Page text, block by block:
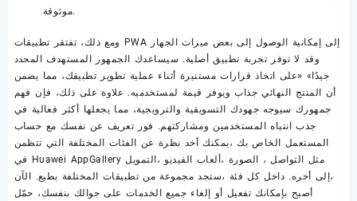
موثوقة.
ومع ذلك، تفتقر تطبيقات PWA إلى إمكانية الوصول إلى بعض ميزات الجهاز
وقد لا توفر تجربة تطبيق أصلية. سيساعدك الجمهور المستهدف المحدد
جيدًا» «على اتخاذ قرارات مستنيرة أثناء عملية تطوير تطبيقك، مما يضمن
أن المنتج النهائي جذاب ويوفر قيمة لمستخدميه. علاوة على ذلك، فإن فهم
جمهورك سيوجه جهودك التسويقية والترويجية، مما يجعلها أكثر فعالية في
جذب انتباه المستخدمين ومشاركتهم. فور تعريف عن نفسك مع حساب
المستعمل الخاص بك ،يمكنك أخد نظرة عن الفئات المختلفة التي تتظمن
في Huawei AppGallery مثل التواصل ، الصورة ،ألعاب الفيديو ،التمويل
،إلى أخره. داخل كل فئة ،ستجد مجموعة من تطبيقات المختلفة بطبع. الآن
أصبح بإمكانك تفعيل أو إلغاء جميع الخدمات على جوالك بنفسك، حمّل